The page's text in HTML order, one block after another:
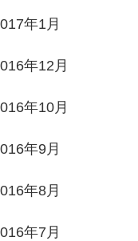
年1月
年12月
年10月
年9月
年8月
年7月